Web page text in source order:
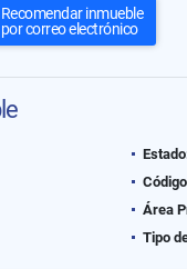
Recomendar inmueble
por correo electrónico
Área
Tipo